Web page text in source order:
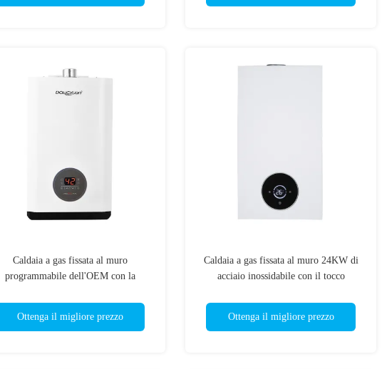
Caldaia a gas fissata al muro
programmabile dell'OEM con la
Ottenga il migliore prezzo
Caldaia a gas fissata al muro 24KW di
acciaio inossidabile con il tocco
Ottenga il migliore prezzo